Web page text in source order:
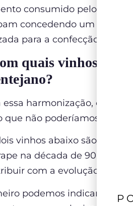
consumido pelos
concedendo um sabor
para a confecção de
quais vinhos do
essa harmonização, com
que não poderíamos
vinhos abaixo são da
na década de 90 e hoje
com a evolução da
podemos indicar o “